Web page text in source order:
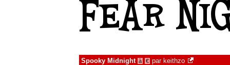
Spooky Midnight à € par keithzo